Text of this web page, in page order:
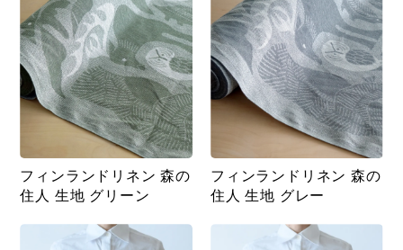
フィンランドリネン 森の
住人 生地 グリーン
フィンランドリネン 森の
住人 生地 グレー